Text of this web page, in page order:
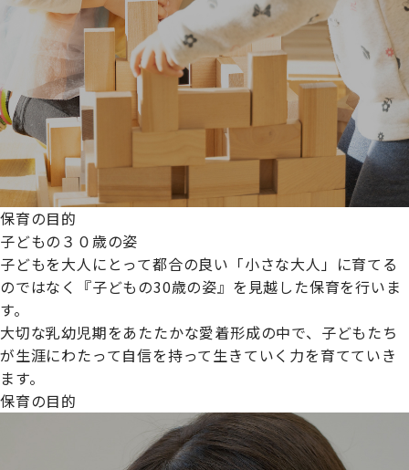
プライムスターほいくえんグループは女性が安心して働き
続けられる環境づくりに取り組んでおり、厚生労働省の
【えるぼし認定(☆☆)】
保育の目的
子どもの３０歳の姿
子どもを大人にとって都合の良い「小さな大人」に育てる
のではなく『子どもの30歳の姿』を見越した保育を行いま
す。
大切な乳幼児期をあたたかな愛着形成の中で、子どもたち
が生涯にわたって自信を持って生きていく力を育てていき
ます。
保育の目的